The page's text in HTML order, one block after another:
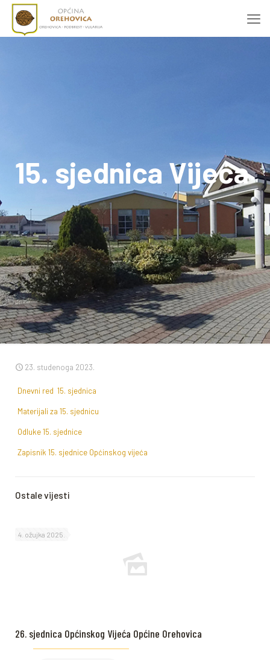
15. sjednica Vijeća
23. studenoga 2023.
Dnevni red 15. sjednica
Materijali za 15. sjednicu
Odluke 15. sjednice
Zapisnik 15. sjednice Općinskog vijeća
Ostale vijesti
4. ožujka 2025.
26. sjednica Općinskog Vijeća Općine Orehovica